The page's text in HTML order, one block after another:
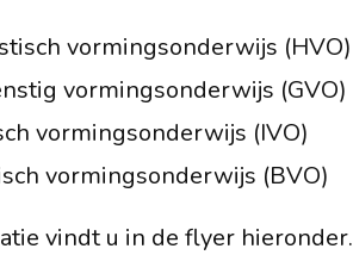
vormingsonderwijs (HVO)
vormingsonderwijs (GVO)
vormingsonderwijs (IVO)
vormingsonderwijs (BVO)
vindt u in de flyer hieronder.